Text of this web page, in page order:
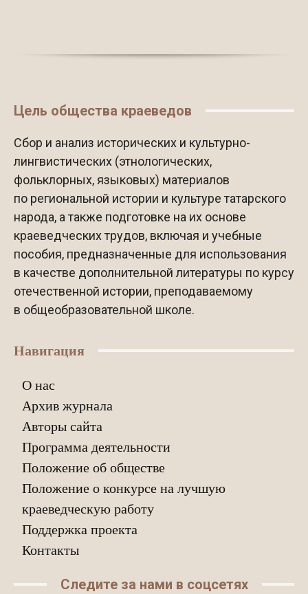
Цель общества краеведов
Сбор и анализ исторических и культурно-
лингвистических (этнологических,
фольклорных, языковых) материалов
по региональной истории и культуре татарского
народа, а также подготовке на их основе
краеведческих трудов, включая и учебные
пособия, предназначенные для использования
в качестве дополнительной литературы по курсу
отечественной истории, преподаваемому
в общеобразовательной школе.
Навигация
О нас
Архив журнала
Авторы сайта
Программа деятельности
Положение об обществе
Положение о конкурсе на лучшую
краеведческую работу
Поддержка проекта
Контакты
Следите за нами в соцсетях